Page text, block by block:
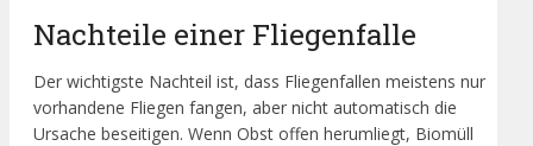
Nachteile einer Fliegenfalle
Der wichtigste Nachteil ist, dass Fliegenfallen meistens nur
vorhandene Fliegen fangen, aber nicht automatisch die
Ursache beseitigen. Wenn Obst offen herumliegt, Biomüll